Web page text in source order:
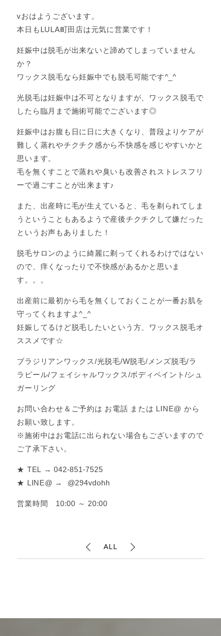
vおはようございます。
本日もLULA町田店は元気に営業です！
妊娠中は脱毛が出来ないと諦めてしまっていません
か？
ワックス脱毛なら妊娠中でも脱毛可能です^_^
光脱毛は妊娠中は不可となりますが、ワックス脱毛で
したら臨月まで施術可能でございます◎
妊娠中はお腹も日に日に大きくなり、普段よりケアが
難しく蒸れやチクチク感から不快感を感じやすいかと
思います。
毛を無くすことで蒸れや臭いも改善されストレスフリ
ーで過ごすことが出来ます♪
また、出産時に毛が生えていると、毛を剃られてしま
うということもあるようで産後チクチクして嫌だった
というお声もありました！
脱毛サロンのように綺麗に剃ってくれるわけではない
ので、痒くなったりで不快感があるかと思いま
す。。。
出産前に最初から毛を無くしておくことが一番お肌を
守ってくれますよ^_^
妊娠してるけど脱毛したいという方、ワックス脱毛オ
ススメです☆
ブラジリアンワックス/光脱毛/W脱毛/メンズ脱毛/ラ
ラピール/フェイシャルワックス/ボディペイント/シュ
ガーリング
お問い合わせ＆ご予約は お電話 または LINE@ から
お願い致します。
※施術中はお電話に出られない場合もございますので
ご了承下さい。
★ TEL → 042-851-7525
★ LINE@ → @294vdohh
営業時間 10:00 ～ 20:00
ALL